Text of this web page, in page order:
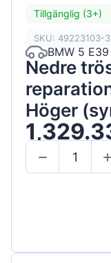
Tillgänglig (3+)
SKU: 49223103-3
BMW 5
Nedre
Höger